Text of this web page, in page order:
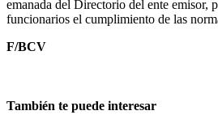
emanada del Directorio del ente emisor,
funcionarios el cumplimiento de las
F/BCV
También te puede interesar